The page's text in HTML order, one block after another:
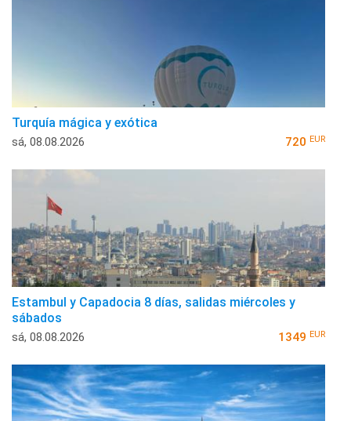
Turquía mágica y exótica
sá, 08.08.2026 720 EUR
Estambul y Capadocia 8 días, salidas miércoles y
sábados
sá, 08.08.2026 1349 EUR